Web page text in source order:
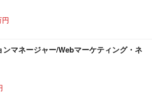
レータ・ソフトハウス
ンマネージャー/Webマーケティング・ネ